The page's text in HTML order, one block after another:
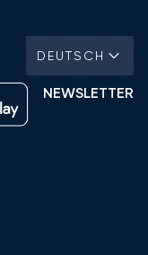
DEUTSCH
NEWSLETTER